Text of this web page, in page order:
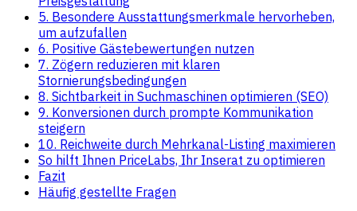
5. Besondere Ausstattungsmerkmale hervorheben,
um aufzufallen
6. Positive Gästebewertungen nutzen
7. Zögern reduzieren mit klaren
Stornierungsbedingungen
8. Sichtbarkeit in Suchmaschinen optimieren (SEO)
9. Konversionen durch prompte Kommunikation
steigern
10. Reichweite durch Mehrkanal-Listing maximieren
So hilft Ihnen PriceLabs, Ihr Inserat zu optimieren
Fazit
Häufig gestellte Fragen